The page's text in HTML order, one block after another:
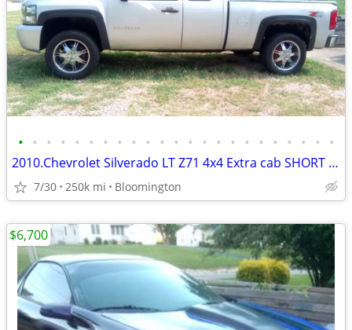
• • • • • • • • • • • • • • • • • • • • • • •
2010.Chevrolet Silverado LT Z71 4x4 Extra cab SHORT Bed
7/30 250k mi Bloomington
$6,700